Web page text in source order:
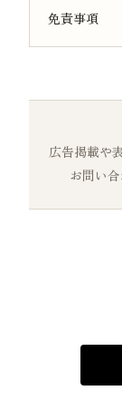
免責事項
広告掲載や
お問い